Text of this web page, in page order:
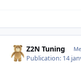
Z2N Tuning
Publication: 14